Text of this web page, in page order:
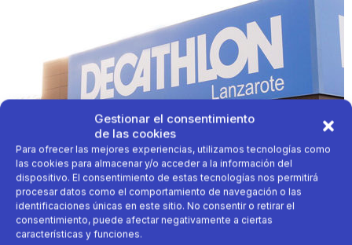
Gestionar el consentimiento
de las cookies
Para ofrecer las mejores experiencias, utilizamos tecnologías como
las cookies para almacenar y/o acceder a la información del
dispositivo. El consentimiento de estas tecnologías nos permitirá
procesar datos como el comportamiento de navegación o las
identificaciones únicas en este sitio. No consentir o retirar el
consentimiento, puede afectar negativamente a ciertas
características y funciones.